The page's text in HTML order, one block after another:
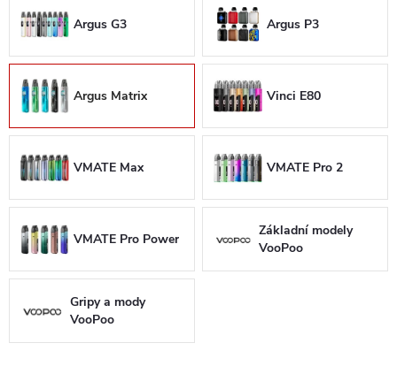
Argus G3 Argus P3
Argus Matrix Vinci E80
VMATE Max VMATE Pro 2
VMATE Pro Power
Základní modely
VooPoo
Gripy a mody
VooPoo